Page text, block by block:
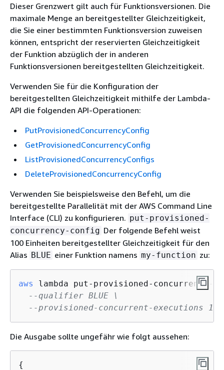
Dieser Grenzwert gilt auch für Funktionsversionen. Die
maximale Menge an bereitgestellter Gleichzeitigkeit,
die Sie einer bestimmten Funktionsversion zuweisen
können, entspricht der reservierten Gleichzeitigkeit
der Funktion abzüglich der in anderen
Funktionsversionen bereitgestellten Gleichzeitigkeit.
Verwenden Sie für die Konfiguration der
bereitgestellten Gleichzeitigkeit mithilfe der Lambda-
API die folgenden API-Operationen:
PutProvisionedConcurrencyConfig
GetProvisionedConcurrencyConfig
ListProvisionedConcurrencyConfigs
DeleteProvisionedConcurrencyConfig
Verwenden Sie beispielsweise den Befehl, um die
bereitgestellte Parallelität mit der AWS Command Line
Interface (CLI) zu konfigurieren. put-provisioned-
concurrency-config Der folgende Befehl weist
100 Einheiten bereitgestellter Gleichzeitigkeit für den
Alias BLUE einer Funktion namens my-function zu:
aws
lambda put-provisioned-concurrency-
--qualifier BLUE \
--provisioned-concurrent-executions 100
Die Ausgabe sollte ungefähr wie folgt aussehen:
{